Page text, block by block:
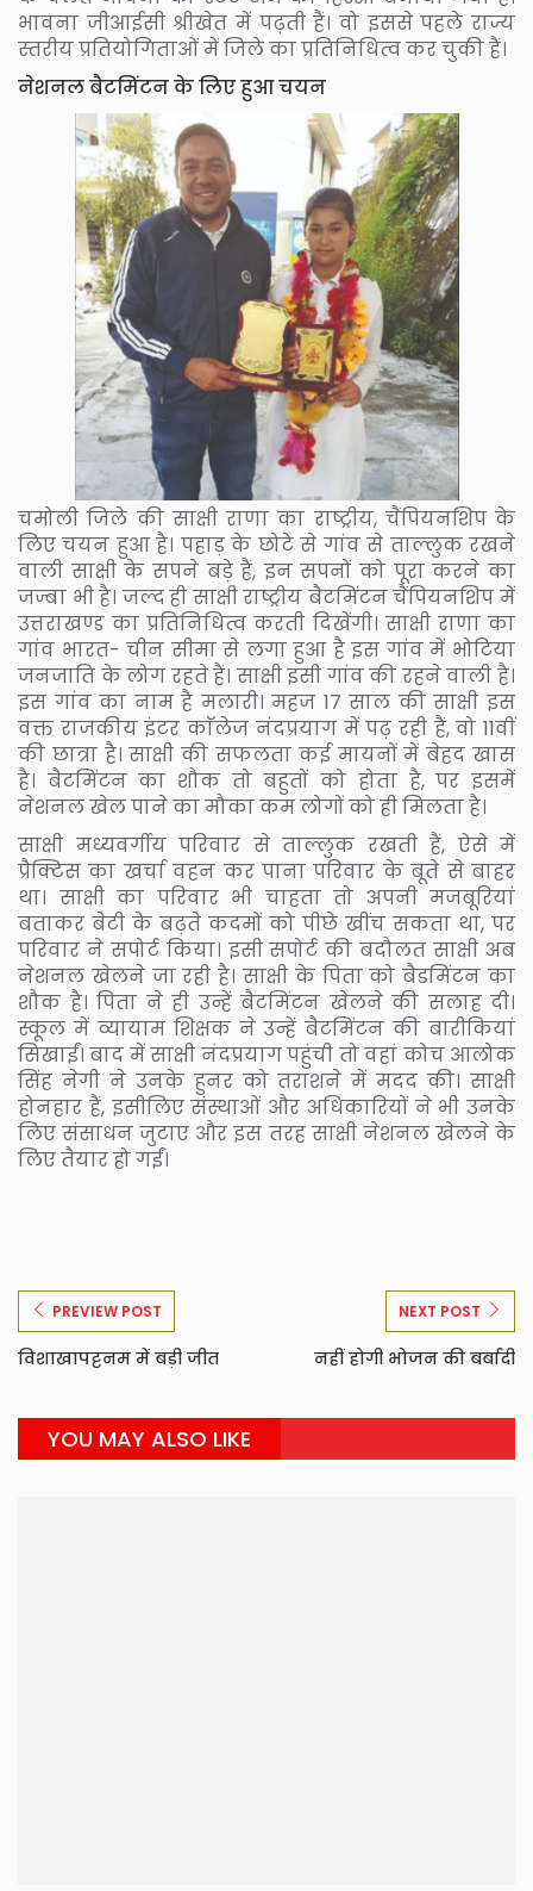
भावना जीआईसी श्रीखेत में पढ़ती हैं। वो इससे पहले राज्य
स्तरीय प्रतियोगिताओं में जिले का प्रतिनिधित्व कर चुकी हैं।
नेशनल बैटमिंटन के लिए हुआ चयन
चमोली जिले की साक्षी राणा का राष्ट्रीय, चैंपियनशिप के
लिए चयन हुआ है। पहाड़ के छोटे से गांव से ताल्लुक रखने
वाली साक्षी के सपने बड़े हैं, इन सपनों को पूरा करने का
जज्बा भी है। जल्द ही साक्षी राष्ट्रीय बैटमिंटन चैंपियनशिप में
उत्तराखण्ड का प्रतिनिधित्व करती दिखेंगी। साक्षी राणा का
गांव भारत- चीन सीमा से लगा हुआ है इस गांव में भोटिया
जनजाति के लोग रहते हैं। साक्षी इसी गांव की रहने वाली है।
इस गांव का नाम है मलारी। महज 17 साल की साक्षी इस
वक्त राजकीय इंटर काॅलेज नंदप्रयाग में पढ़ रही हैं, वो 11वीं
की छात्रा है। साक्षी की सफलता कई मायनों में बेहद खास
है। बैटमिंटन का शौक तो बहुतों को होता है, पर इसमें
नेशनल खेल पाने का मौका कम लोगों को ही मिलता है।
साक्षी मध्यवर्गीय परिवार से ताल्लुक रखती हैं, ऐसे में
प्रैक्टिस का खर्चा वहन कर पाना परिवार के बूते से बाहर
था। साक्षी का परिवार भी चाहता तो अपनी मजबूरियां
बताकर बेटी के बढ़ते कदमों को पीछे खींच सकता था, पर
परिवार ने सपोर्ट किया। इसी सपोर्ट की बदौलत साक्षी अब
नेशनल खेलने जा रही है। साक्षी के पिता को बैडमिंटन का
शौक है। पिता ने ही उन्हें बैटमिंटन खेलने की सलाह दी।
स्कूल में व्यायाम शिक्षक ने उन्हें बैटमिंटन की बारीकियां
सिखाईं। बाद में साक्षी नंदप्रयाग पहुंची तो वहां कोच आलोक
सिंह नेगी ने उनके हुनर को तराशने में मदद की। साक्षी
होनहार हैं, इसीलिए संस्थाओं और अधिकारियों ने भी उनके
लिए संसाधन जुटाए और इस तरह साक्षी नेशनल खेलने के
लिए तैयार हो गईं।
PREVIEW POST
विशाखापट्टनम में बड़ी जीत
NEXT POST
नहीं होगी भोजन की बर्बादी
YOU MAY ALSO LIKE